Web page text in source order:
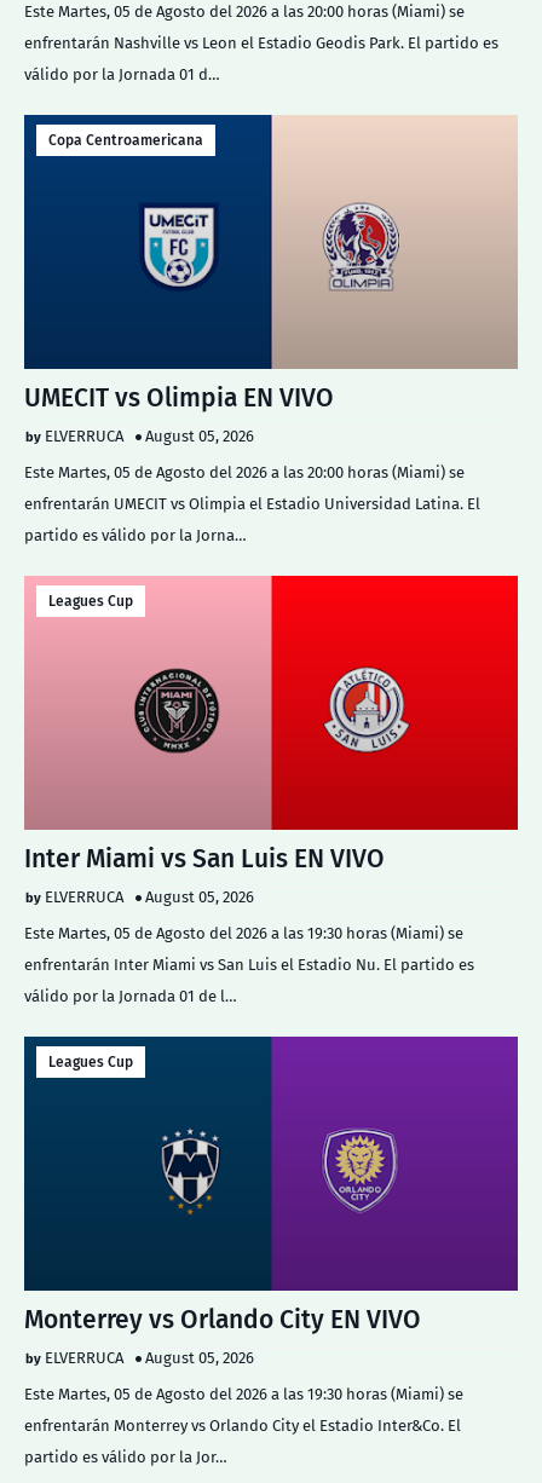
Este Martes, 05 de Agosto del 2026 a las 20:00 horas (Miami) se
enfrentarán Nashville vs Leon el Estadio Geodis Park. El partido es
válido por la Jornada 01 d…
Copa Centroamericana
UMECIT vs Olimpia EN VIVO
ELVERRUCA
August 05, 2026
Este Martes, 05 de Agosto del 2026 a las 20:00 horas (Miami) se
enfrentarán UMECIT vs Olimpia el Estadio Universidad Latina. El
partido es válido por la Jorna…
Leagues Cup
Inter Miami vs San Luis EN VIVO
ELVERRUCA
August 05, 2026
Este Martes, 05 de Agosto del 2026 a las 19:30 horas (Miami) se
enfrentarán Inter Miami vs San Luis el Estadio Nu. El partido es
válido por la Jornada 01 de l…
Leagues Cup
Monterrey vs Orlando City EN VIVO
ELVERRUCA
August 05, 2026
Este Martes, 05 de Agosto del 2026 a las 19:30 horas (Miami) se
enfrentarán Monterrey vs Orlando City el Estadio Inter&Co. El
partido es válido por la Jor…